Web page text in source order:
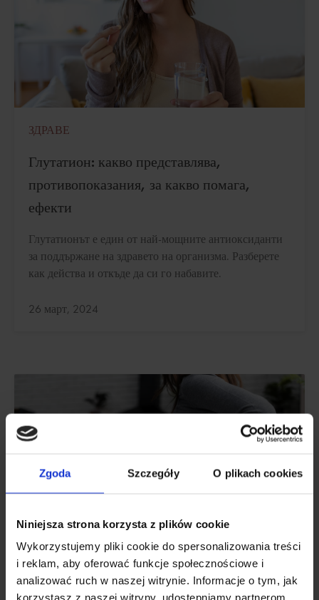
Zgoda Szczegóły O plikach cookies
Niniejsza strona korzysta z plików cookie
Wykorzystujemy pliki cookie do spersonalizowania treści
i reklam, aby oferować funkcje społecznościowe i
analizować ruch w naszej witrynie. Informacje o tym, jak
korzystasz z naszej witryny, udostępniamy partnerom
ЗДРАВЕ
Глутатион: какво представлява,
противопоказания, за какво помага,
ефекти
Глутатионът е един от най-мощните антиоксиданти
за поддържане на здравето на организма. Разберете
как действа и откъде да си го набавите.
Актуализирано:
26 март, 2024
ЗДРАВЕ